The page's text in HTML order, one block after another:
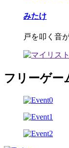
みたけ
戸を叩く音
フリーゲー